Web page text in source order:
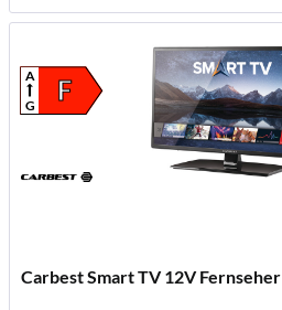
F
A
G
Carbest Smart TV 12V Fernseher